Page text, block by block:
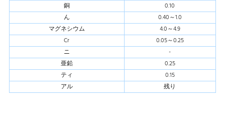
銅
0.10
ん
0.40～1.0
マグネシウム
4.0～4.9
Cr
0.05～0.25
ニ
-
亜鉛
0.25
ティ
0.15
アル
残り